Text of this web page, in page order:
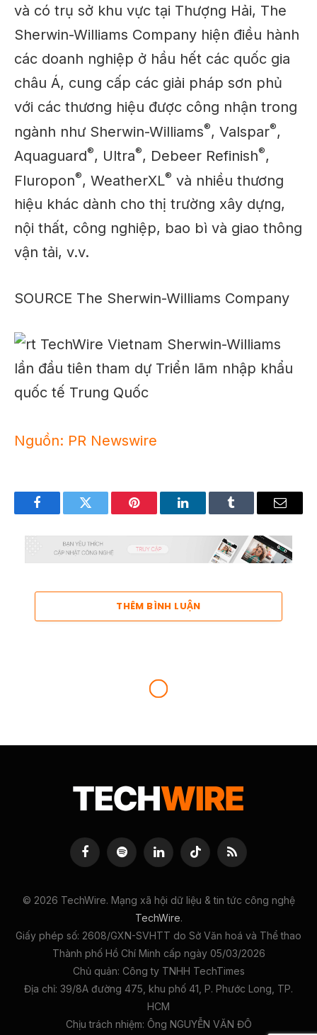
và có trụ sở khu vực tại Thượng Hải, The
Sherwin-Williams Company hiện điều hành
các doanh nghiệp ở hầu hết các quốc gia
châu Á, cung cấp các giải pháp sơn phủ
với các thương hiệu được công nhận trong
ngành như Sherwin-Williams®, Valspar®,
Aquaguard®, Ultra®, Debeer Refinish®,
Fluropon®, WeatherXL® và nhiều thương
hiệu khác dành cho thị trường xây dựng,
nội thất, công nghiệp, bao bì và giao thông
vận tải, v.v.
SOURCE The Sherwin-Williams Company
Nguồn: PR Newswire
FacebookTwitter Pinterest LinkedInTumblr Email
THÊM BÌNH LUẬN
FacebookSpotify LinkedInTikTok RSS
© 2026 TechWire. Mạng xã hội dữ liệu & tin tức công nghệ
TechWire.
Giấy phép số: 2608/GXN-SVHTT do Sở Văn hoá và Thể thao
Thành phố Hồ Chí Minh cấp ngày 05/03/2026
Chủ quản: Công ty TNHH TechTimes
Địa chỉ: 39/8A đường 475, khu phố 41, P. Phước Long, TP.
HCM
Chịu trách nhiệm: Ông NGUYỄN VĂN ĐÔ